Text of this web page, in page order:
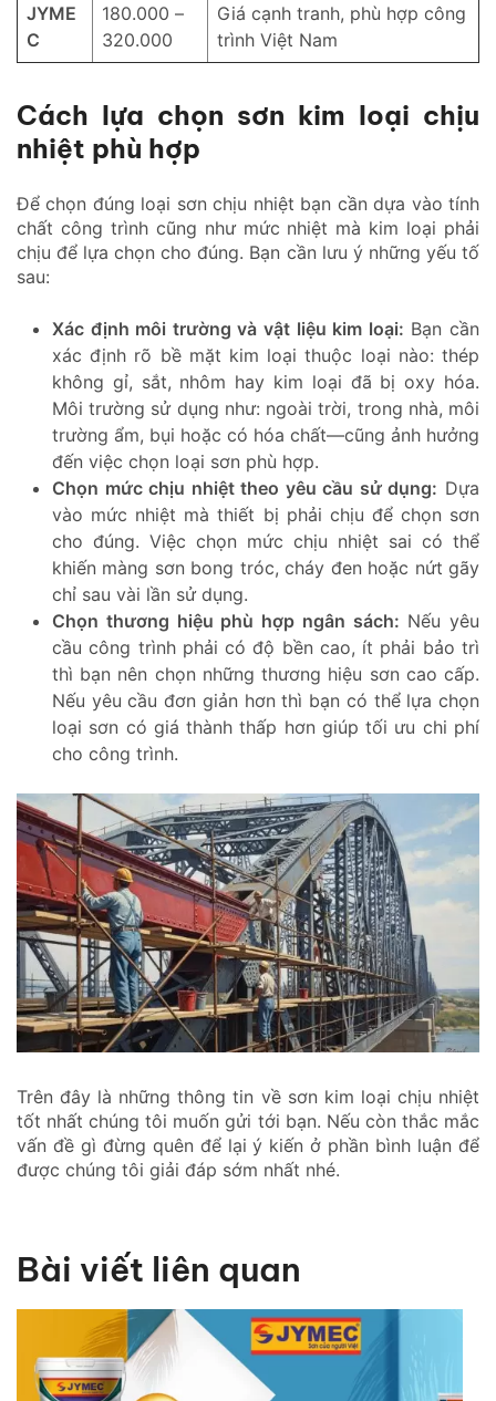
JYME
C
180.000 –
320.000
Giá cạnh tranh, phù hợp công
trình Việt Nam
Cách lựa chọn sơn kim loại chịu
nhiệt phù hợp
Để chọn đúng loại sơn chịu nhiệt bạn cần dựa vào tính
chất công trình cũng như mức nhiệt mà kim loại phải
chịu để lựa chọn cho đúng. Bạn cần lưu ý những yếu tố
sau:
Xác định môi trường và vật liệu kim loại: Bạn cần
xác định rõ bề mặt kim loại thuộc loại nào: thép
không gỉ, sắt, nhôm hay kim loại đã bị oxy hóa.
Môi trường sử dụng như: ngoài trời, trong nhà, môi
trường ẩm, bụi hoặc có hóa chất—cũng ảnh hưởng
đến việc chọn loại sơn phù hợp.
Chọn mức chịu nhiệt theo yêu cầu sử dụng: Dựa
vào mức nhiệt mà thiết bị phải chịu để chọn sơn
cho đúng. Việc chọn mức chịu nhiệt sai có thể
khiến màng sơn bong tróc, cháy đen hoặc nứt gãy
chỉ sau vài lần sử dụng.
Chọn thương hiệu phù hợp ngân sách: Nếu yêu
cầu công trình phải có độ bền cao, ít phải bảo trì
thì bạn nên chọn những thương hiệu sơn cao cấp.
Nếu yêu cầu đơn giản hơn thì bạn có thể lựa chọn
loại sơn có giá thành thấp hơn giúp tối ưu chi phí
cho công trình.
Trên đây là những thông tin về sơn kim loại chịu nhiệt
tốt nhất chúng tôi muốn gửi tới bạn. Nếu còn thắc mắc
vấn đề gì đừng quên để lại ý kiến ở phần bình luận để
được chúng tôi giải đáp sớm nhất nhé.
Bài viết liên quan